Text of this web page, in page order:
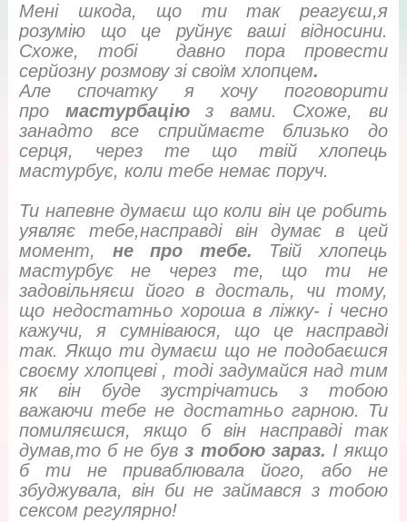
Мені шкода, що ти так реагуєш,я
розумію що це руйнує ваші відносини.
Схоже, тобі давно пора провести
серйозну розмову зі своїм хлопцем.
Але спочатку я хочу поговорити
про мастурбаціюз вами. Схоже, ви
занадто все сприймаєте близько до
серця, через те що твій хлопець
мастурбує, коли тебе немає поруч.
Ти напевне думаєш що коли він це робить
уявляє тебе,насправді він думає в цей
момент, не про тебе. Твій хлопець
мастурбує не через те, що ти не
задовільняєш його в досталь, чи тому,
що недостатньо хороша в ліжку- і чесно
кажучи, я сумніваюся, що це насправді
так. Якщо ти думаєш що не подобаєшся
своєму хлопцеві , тоді задумайся над тим
як він буде зустрічатись з тобою
важаючи тебе не достатньо гарною. Ти
помиляєшся, якщо б він насправді так
думав,то б не був з тобою зараз. І якщо
б ти не приваблювала його, або не
збуджувала, він би не займався з тобою
сексом регулярно!